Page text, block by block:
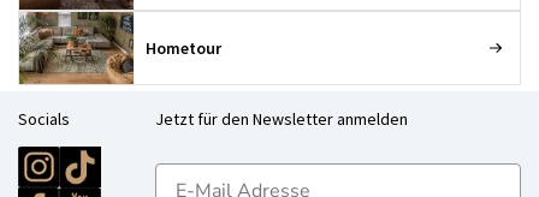
Hometour
Socials Jetzt für den Newsletter anmelden
E-mailadres